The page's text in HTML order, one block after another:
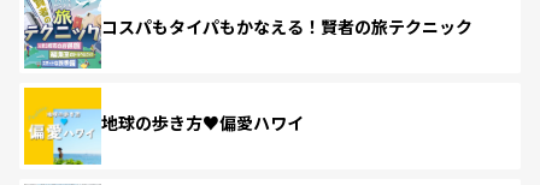
コスパもタイパもかなえる！賢者の旅テクニック
地球の歩き方♥偏愛ハワイ